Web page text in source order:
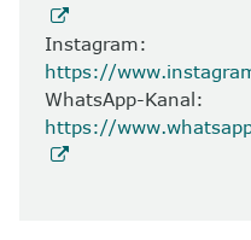
Instagram:
https://
WhatsApp-Kanal:
https://